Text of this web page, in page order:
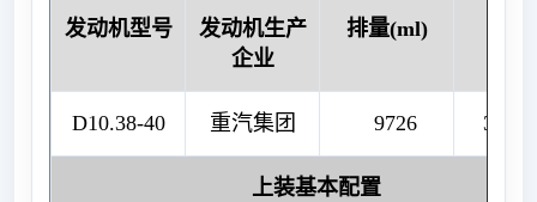
发动机型号
发动机生产
企业
排量(ml)
D10.38-40 重汽集团 9726 380
上装基本配置